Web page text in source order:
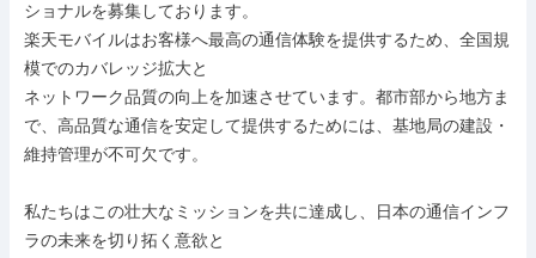
ショナルを募集しております。
楽天モバイルはお客様へ最高の通信体験を提供するため、全国規
模でのカバレッジ拡大と
ネットワーク品質の向上を加速させています。都市部から地方ま
で、高品質な通信を安定して提供するためには、基地局の建設・
維持管理が不可欠です。
私たちはこの壮大なミッションを共に達成し、日本の通信インフ
ラの未来を切り拓く意欲と